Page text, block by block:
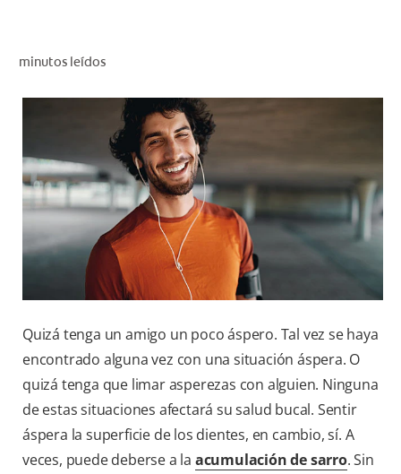
DÓNDE COMPRAR
VE (ES)
minutos leídos
Quizá tenga un amigo un poco áspero. Tal vez se haya
encontrado alguna vez con una situación áspera. O
quizá tenga que limar asperezas con alguien. Ninguna
de estas situaciones afectará su salud bucal. Sentir
áspera la superficie de los dientes, en cambio, sí. A
veces, puede deberse a la acumulación de sarro. Sin